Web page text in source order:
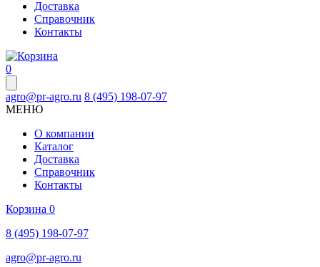
Доставка
Справочник
Контакты
0
agro@pr-agro.ru 8 (495) 198-07-97
МЕНЮ
О компании
Каталог
Доставка
Справочник
Контакты
Корзина 0
8 (495) 198-07-97
agro@pr-agro.ru